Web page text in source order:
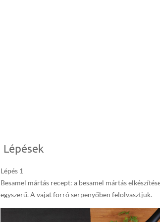
Lépések
Lépés 1
Besamel mártás recept: a besamel mártás
egyszerű. A vajat forró serpenyőben felolvasztjuk.